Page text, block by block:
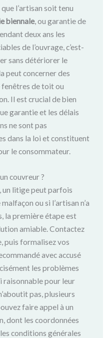
l’artisan soit tenu
biennale, ou garantie de
deux ans les
de l’ouvrage, c’est-
sans détériorer le
peut concerner des
fenêtres de toit ou
Il est crucial de bien
garantie et les délais
ne sont pas
dans la loi et constituent
le consommateur.
couvreur ?
un litige peut parfois
ou si l’artisan n’a
la première étape est
amiable. Contactez
puis formalisez vos
avec accusé
les problèmes
raisonnable pour leur
pas, plusieurs
faire appel à un
dont les coordonnées
conditions générales